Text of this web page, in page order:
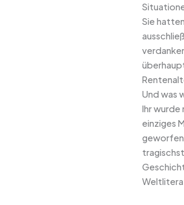
Sie
Und was
Ihr wurde
einziges